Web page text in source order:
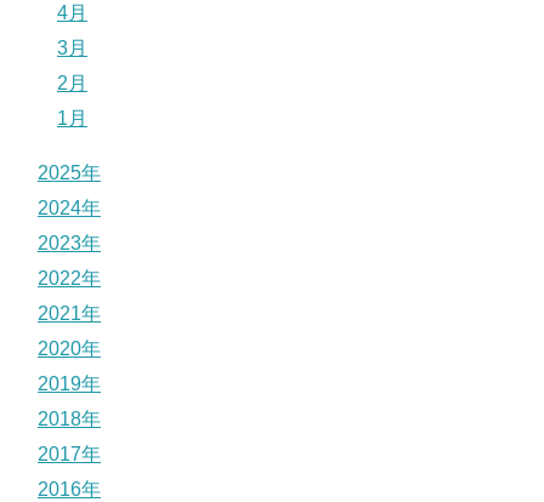
4月
3月
2月
1月
2025年
2024年
2023年
2022年
2021年
2020年
2019年
2018年
2017年
2016年